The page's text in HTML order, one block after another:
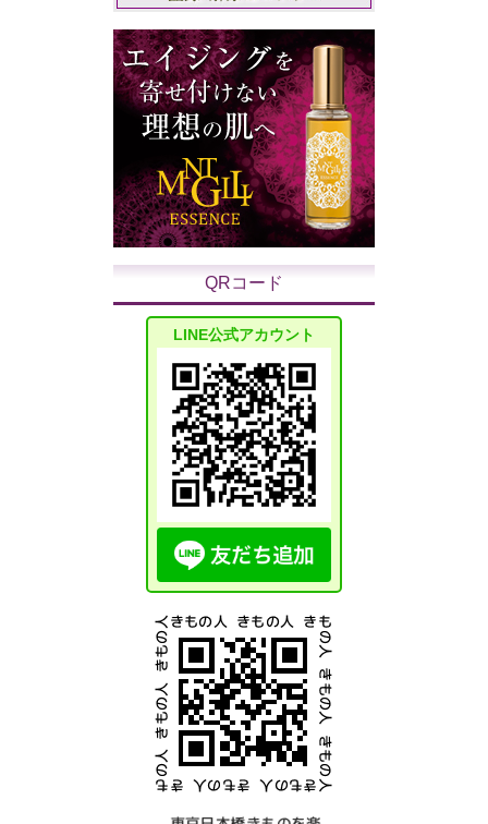
QRコード
LINE公式アカウント